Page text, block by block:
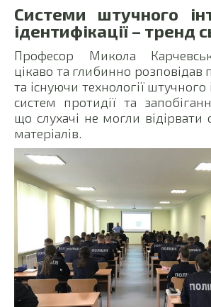
Системи штучного
ідентифікації – тренд
Професор Микола
цікаво та глибинно розповідав
та існуючи технології
систем протидії та
що слухачі не могли відірвати
матеріалів.